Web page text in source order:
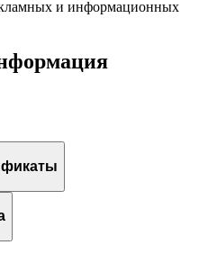
и информационных